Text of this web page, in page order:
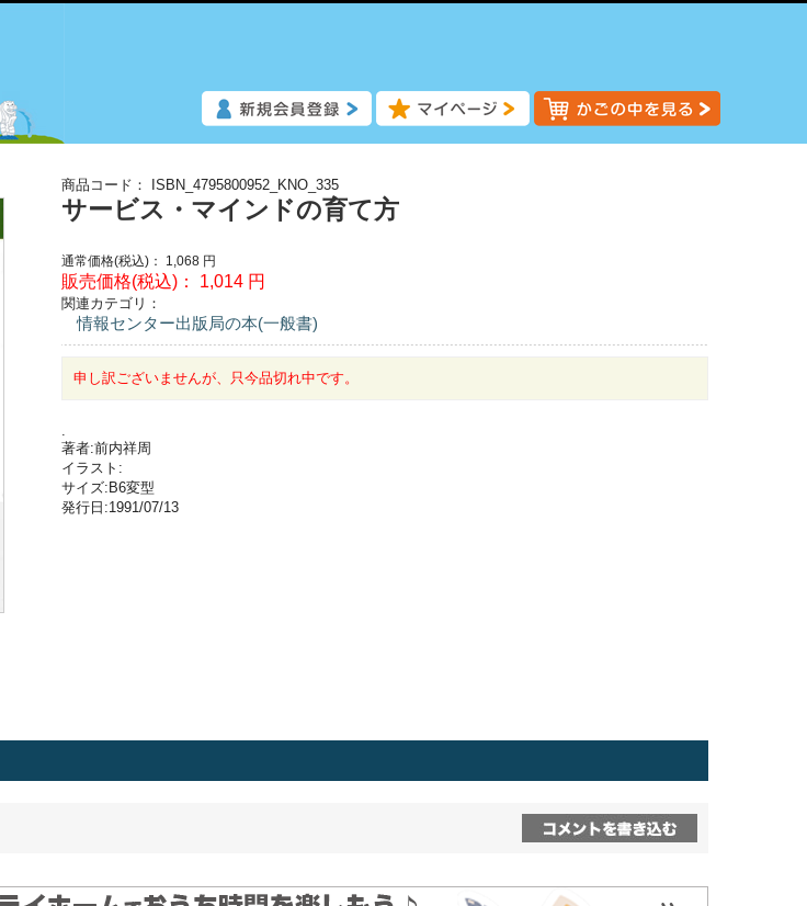
商品コード： ISBN_4795800952_KNO_335
サービス・マインドの育て方
通常価格(税込)： 1,068 円
販売価格(税込)： 1,014 円
関連カテゴリ：
情報センター出版局の本(一般書)
申し訳ございませんが、只今品切れ中です。
.
著者:前内祥周
イラスト:
サイズ:B6変型
発行日:1991/07/13